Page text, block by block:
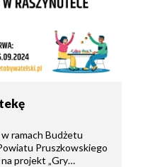
ramach Budżetu
Pruszkowskiego
na projekt „Gry…